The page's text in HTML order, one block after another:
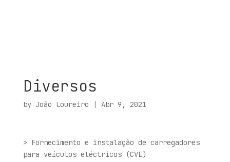
Diversos
by João Loureiro | Abr 9, 2021
> Fornecimento e instalação de carregadores
para veículos eléctricos (CVE)